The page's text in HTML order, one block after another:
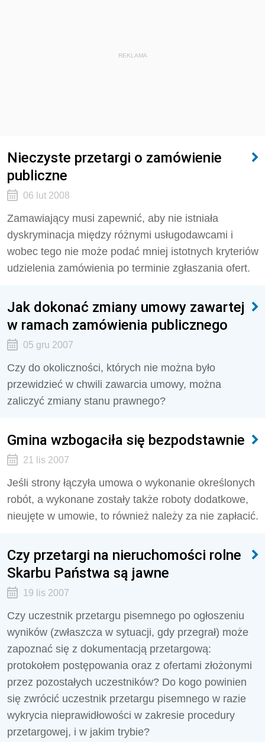
REKLAMA
Nieczyste przetargi o zamówienie
publiczne
06 lut 2008
Zamawiający musi zapewnić, aby nie istniała
dyskryminacja między różnymi usługodawcami i
wobec tego nie może podać mniej istotnych kryteriów
udzielenia zamówienia po terminie zgłaszania ofert.
Jak dokonać zmiany umowy zawartej
w ramach zamówienia publicznego
05 gru 2007
Czy do okoliczności, których nie można było
przewidzieć w chwili zawarcia umowy, można
zaliczyć zmiany stanu prawnego?
Gmina wzbogaciła się bezpodstawnie
21 lis 2007
Jeśli strony łączyła umowa o wykonanie określonych
robót, a wykonane zostały także roboty dodatkowe,
nieujęte w umowie, to również należy za nie zapłacić.
Czy przetargi na nieruchomości rolne
Skarbu Państwa są jawne
19 lis 2007
Czy uczestnik przetargu pisemnego po ogłoszeniu
wyników (zwłaszcza w sytuacji, gdy przegrał) może
zapoznać się z dokumentacją przetargową:
protokołem postępowania oraz z ofertami złożonymi
przez pozostałych uczestników? Do kogo powinien
się zwrócić uczestnik przetargu pisemnego w razie
wykrycia nieprawidłowości w zakresie procedury
przetargowej, i w jakim trybie?